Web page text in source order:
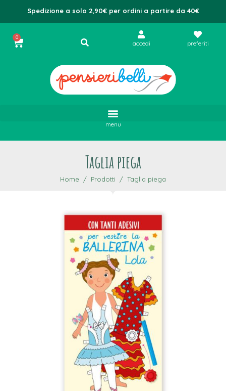
Spedizione a solo 2,90€ per ordini a partire da 40€
0
accedi preferiti
menu
Taglia piega
Home Prodotti Taglia piega